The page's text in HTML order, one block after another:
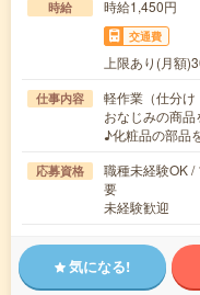
時給 時給1,450円
交通費
上限あり(月額
仕事内容
軽作業（仕分け
おなじみの商
♪化粧品の部品
応募資格
職種未経験OK /
要
未経験歓迎
気になる!